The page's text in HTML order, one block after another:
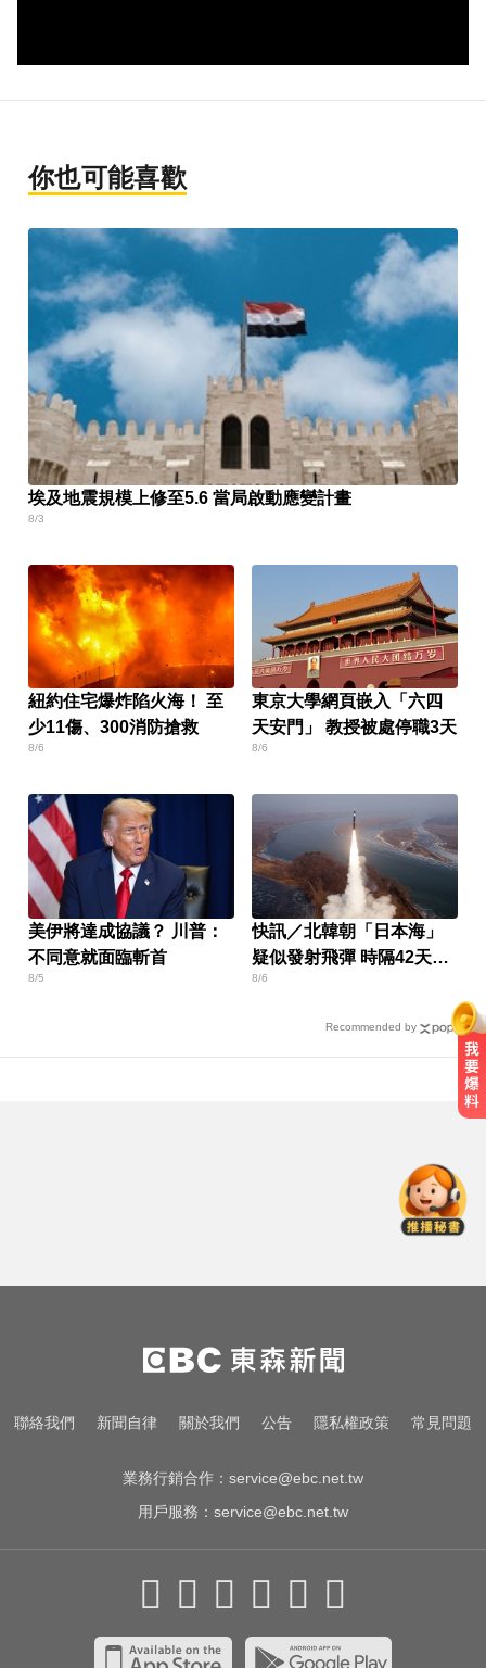
你也可能喜歡
埃及地震規模上修至5.6 當局啟動應變計畫
8/3
紐約住宅爆炸陷火海！ 至
少11傷、300消防搶救
8/6
東京大學網頁嵌入「六四
天安門」 教授被處停職3天
8/6
美伊將達成協議？ 川普：
不同意就面臨斬首
8/5
快訊／北韓朝「日本海」
疑似發射飛彈 時隔42天再
發射
8/6
Recommended by
暫停配送服務
漢光首日共機大舉逼近！偵獲14架
共機、9艘共艦
新北人妻曬內褲被沾「嘉明」！竟
聯絡我們 新聞自律 關於我們 公告 隱私權政策 常見問題
業務行銷合作： service@ebc.net.tw
用戶服務： service@ebc.net.tw